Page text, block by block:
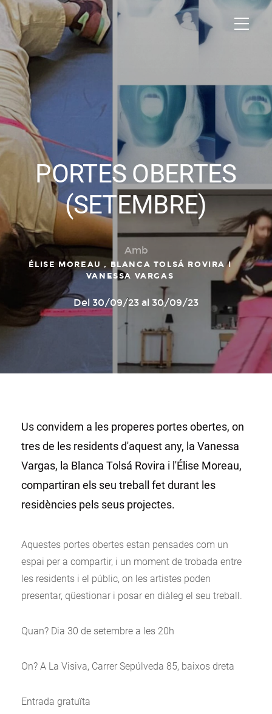
PORTES OBERTES
(SETEMBRE)
Amb
ÉLISE MOREAU , BLANCA TOLSÁ ROVIRA I
VANESSA VARGAS
Del 30/09/23 al 30/09/23
Us convidem a les properes portes obertes, on
tres de les residents d'aquest any, la Vanessa
Vargas, la Blanca Tolsá Rovira i l'Élise Moreau,
compartiran els seu treball fet durant les
residències pels seus projectes.
Aquestes portes obertes estan pensades com un
espai per a compartir, i un moment de trobada entre
les residents i el públic, on les artistes poden
presentar, qüestionar i posar en diàleg el seu treball.
Quan? Dia 30 de setembre a les 20h
On? A La Visiva, Carrer Sepúlveda 85, baixos dreta
Entrada gratuïta